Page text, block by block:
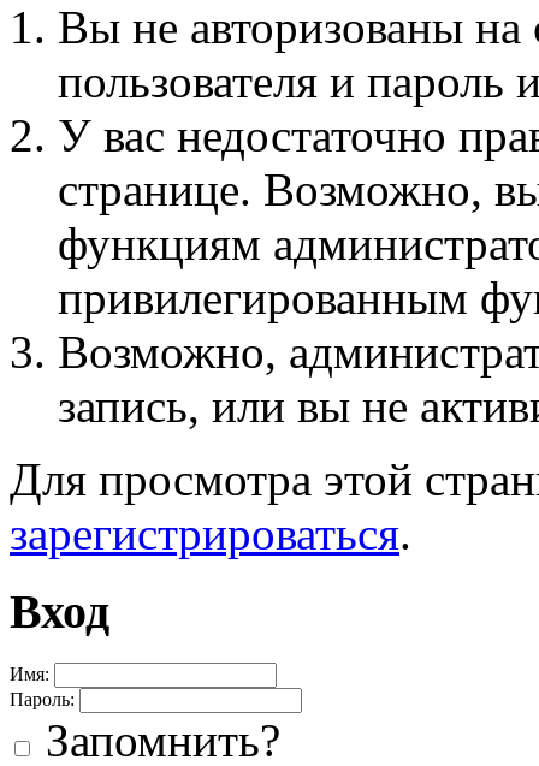
Вы не авторизованы на
пользователя и пароль
У вас недостаточно
странице. Возможно,
функциям
привилегированным
Возможно,
запись, или вы не
Для просмотра этой
зарегистрироваться.
Вход
Имя:
Пароль:
Запомнить?